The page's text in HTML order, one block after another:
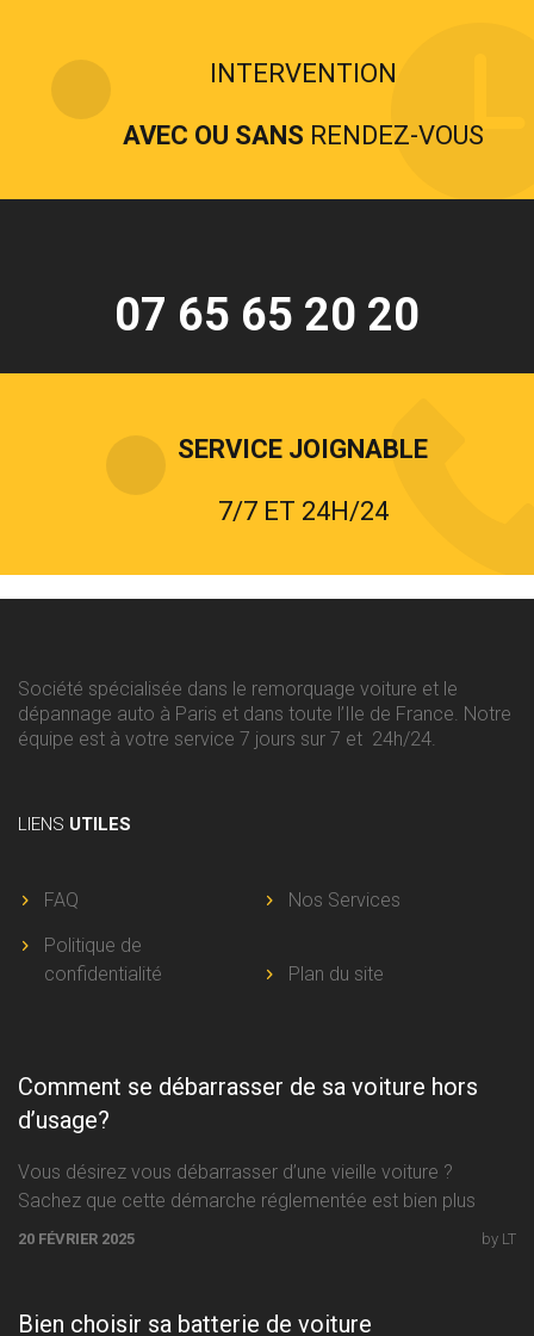
INTERVENTION
AVEC OU SANS RENDEZ-VOUS
07 65 65 20 20
SERVICE JOIGNABLE
7/7 ET 24H/24
Société spécialisée dans le remorquage voiture et le
dépannage auto à Paris et dans toute l’Ile de France. Notre
équipe est à votre service 7 jours sur 7 et 24h/24.
LIENS UTILES
FAQ
Nos Services
Politique de
confidentialité
Plan du site
Comment se débarrasser de sa voiture hors
d’usage?
Vous désirez vous débarrasser d’une vieille voiture ?
Sachez que cette démarche réglementée est bien plus
facile à accomplir que
20 FÉVRIER 2025 by LT
Bien choisir sa batterie de voiture